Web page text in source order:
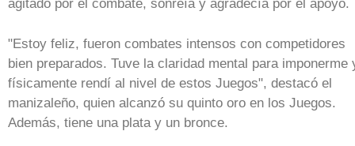
agitado por el combate, sonreía y agradecía por el apoyo.
"Estoy feliz, fueron combates intensos con competidores
bien preparados. Tuve la claridad mental para imponerme
físicamente rendí al nivel de estos Juegos", destacó el
manizaleño, quien alcanzó su quinto oro en los Juegos.
Además, tiene una plata y un bronce.